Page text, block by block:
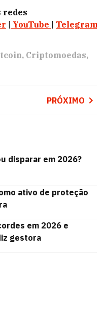
redes
YouTube Telegram
Criptomoedas
PRÓXIMO
disparar em 2026?
ativo de proteção
em 2026 e
gestora